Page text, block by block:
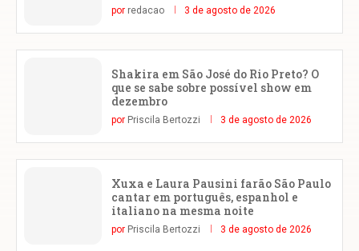
por redacao 3 de agosto de 2026
Shakira em São José do Rio Preto? O
que se sabe sobre possível show em
dezembro
por Priscila Bertozzi 3 de agosto de 2026
Xuxa e Laura Pausini farão São Paulo
cantar em português, espanhol e
italiano na mesma noite
por Priscila Bertozzi 3 de agosto de 2026